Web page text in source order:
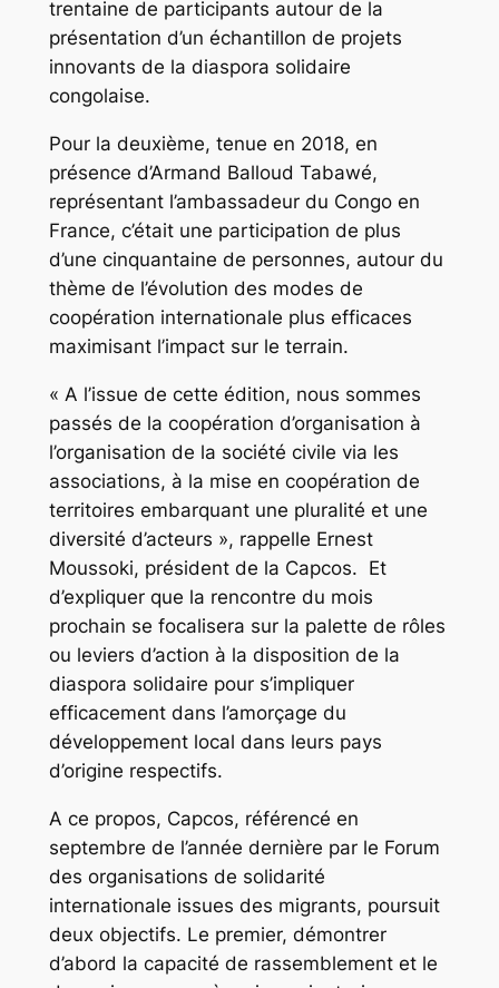
trentaine de participants autour de la
présentation d’un échantillon de projets
innovants de la diaspora solidaire
congolaise.
Pour la deuxième, tenue en 2018, en
présence d’Armand Balloud Tabawé,
représentant l’ambassadeur du Congo en
France, c’était une participation de plus
d’une cinquantaine de personnes, autour du
thème de l’évolution des modes de
coopération internationale plus efficaces
maximisant l’impact sur le terrain.
« A l’issue de cette édition, nous sommes
passés de la coopération d’organisation à
l’organisation de la société civile via les
associations, à la mise en coopération de
territoires embarquant une pluralité et une
diversité d’acteurs », rappelle Ernest
Moussoki, président de la Capcos. Et
d’expliquer que la rencontre du mois
prochain se focalisera sur la palette de rôles
ou leviers d’action à la disposition de la
diaspora solidaire pour s’impliquer
efficacement dans l’amorçage du
développement local dans leurs pays
d’origine respectifs.
A ce propos, Capcos, référencé en
septembre de l’année dernière par le Forum
des organisations de solidarité
internationale issues des migrants, poursuit
deux objectifs. Le premier, démontrer
d’abord la capacité de rassemblement et le